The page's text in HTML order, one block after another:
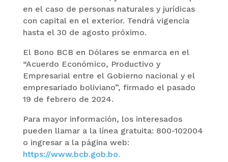
en el caso de personas naturales y jurídicas
con capital en el exterior. Tendrá vigencia
hasta el 30 de agosto próximo.
El Bono BCB en Dólares se enmarca en el
“Acuerdo Económico, Productivo y
Empresarial entre el Gobierno nacional y el
empresariado boliviano”, firmado el pasado
19 de febrero de 2024.
Para mayor información, los interesados
pueden llamar a la línea gratuita: 800-102004
o ingresar a la página web:
https://www.bcb.gob.bo.